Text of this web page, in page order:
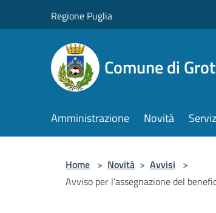
Regione Puglia
Comune di
Amministrazione Novità
Home > Novità > Avvisi >
Avviso per l’assegnazione del